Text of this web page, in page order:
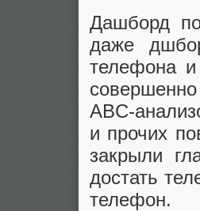
Дашборд
даже
телефона
и прочих
закрыли
достать
телефон.